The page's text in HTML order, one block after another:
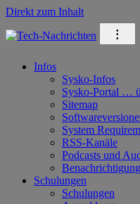
Direkt zum Inhalt
⁝
Infos
Sysko-Infos
Sysko-Portal …
Sitemap
System
RSS-Kanäle
Podcasts und
Benachrichtigung
Schulungen
Schulungen